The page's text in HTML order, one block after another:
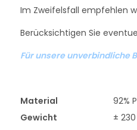
Im Zweifelsfall empfehlen
Berücksichtigen Sie
Für unsere unverbindliche
Material
92%
Gewicht
±